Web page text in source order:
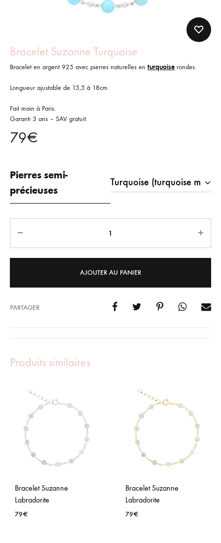
Bracelet Suzanne Turquoise
Bracelet en argent 925 avec pierres naturelles en turquoise rondes.
Longueur ajustable de 15,5 à 18cm.
Fait main à Paris.
Garanti 3 ans – SAV gratuit.
79€
Pierres semi-
précieuses
AJOUTER AU PANIER
PARTAGER
Produits similaires
Bracelet Suzanne
Labradorite
79€
Bracelet Suzanne
Labradorite
79€